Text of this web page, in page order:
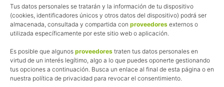
Tus datos personales se tratarán y la información de tu dispositivo
(cookies, identificadores únicos y otros datos del dispositivo) podrá ser
almacenada, consultada y compartida con proveedores externos o
utilizada específicamente por este sitio web o aplicación.
Es posible que algunos proveedores traten tus datos personales en
virtud de un interés legítimo, algo a lo que puedes oponerte gestionando
tus opciones a continuación. Busca un enlace al final de esta página o en
nuestra política de privacidad para revocar el consentimiento.
Afiliación
La web de Pedalesyzapatillas utiliza programas de afiliación.
¿Qué significa esto?
Cuando recomiendo algún producto, pongo enlaces a tiendas
online que utilizo y, por cada compra que realizas, me llevo
una comisión sin que a ti te cueste más dinero.
Esas comisiones me permiten seguir manteniendo esta web,